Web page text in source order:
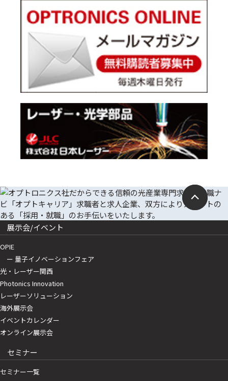
展示会/イベント
OPIE
ー 量子イノベーションフェア
光・レーザー関西
Photonics Innovation
レーザーソリューション
海外展示会
イベントカレンダー
オンライン展示会
セミナー
セミナー一覧